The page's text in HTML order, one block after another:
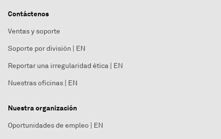
Contáctenos
Ventas y soporte
Soporte por división | EN
Reportar una irregularidad ética | EN
Nuestras oficinas | EN
Nuestra organización
Oportunidades de empleo | EN